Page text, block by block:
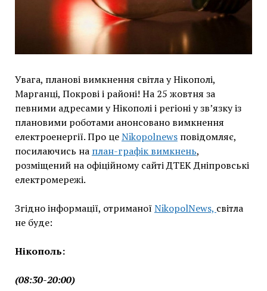
Увага, планові вимкнення світла у Нікополі,
Марганці, Покрові і районі! На 25 жовтня за
певними адресами у Нікополі і регіоні у зв’язку із
плановими роботами анонсовано вимкнення
електроенергії. Про цеNikopolnewsповідомляє,
посилаючись на план-графік вимкнень,
розміщений на офіційному сайті ДТЕК Дніпровські
електромережі.
Згідно інформації, отриманої NikopolNews, світла
не буде:
Нікополь:
(08:30-20:00)